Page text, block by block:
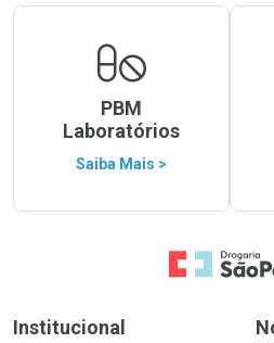
PBM
Laboratórios
Saiba Mais >
Ir para a Home
Institucional